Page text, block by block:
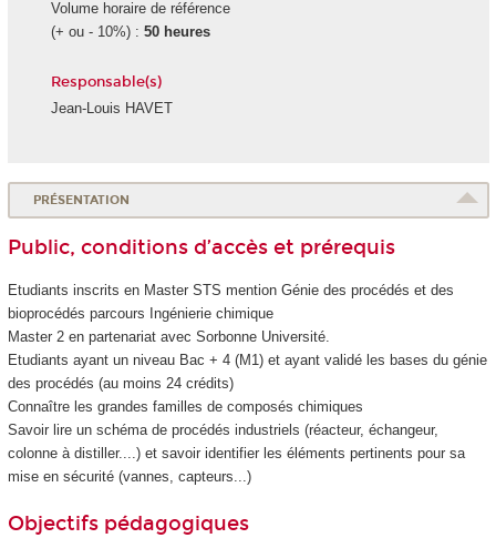
Volume horaire de référence
(+ ou - 10%) : 50 heures
Responsable(s)
Jean-Louis HAVET
PRÉSENTATION
Public, conditions d’accès et prérequis
Etudiants inscrits en Master STS mention Génie des procédés et des
bioprocédés parcours Ingénierie chimique
Master 2 en partenariat avec Sorbonne Université.
Etudiants ayant un niveau Bac + 4 (M1) et ayant validé les bases du génie
des procédés (au moins 24 crédits)
Connaître les grandes familles de composés chimiques
Savoir lire un schéma de procédés industriels (réacteur, échangeur,
colonne à distiller....) et savoir identifier les éléments pertinents pour sa
mise en sécurité (vannes, capteurs...)
Objectifs pédagogiques